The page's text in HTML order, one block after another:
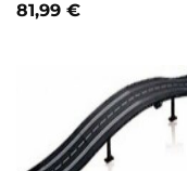
81,99 €